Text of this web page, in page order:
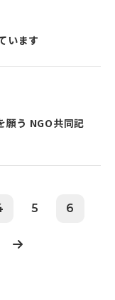
います
願う NGO共同記
5 6